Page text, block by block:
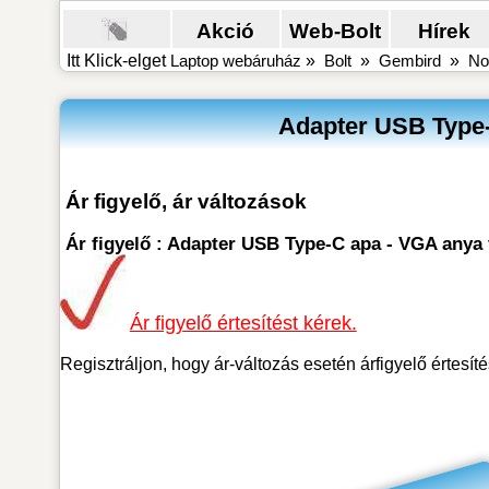
Akció Web-Bolt Hírek
Itt Klick-elget Laptop webáruház » Bolt» Gembird»
Adapter USB
Ár figyelő, ár változások
Ár figyelő : Adapter USB Type-C apa - VGA
Ár figyelő értesítést kérek.
Regisztráljon, hogy ár-változás esetén árfigyelő